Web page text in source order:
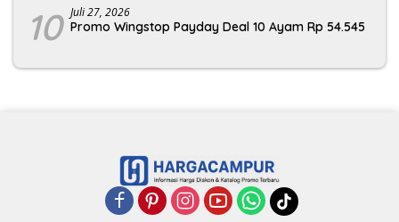
10 Juli 27, 2026
Promo Wingstop Payday Deal 10 Ayam Rp 54.545